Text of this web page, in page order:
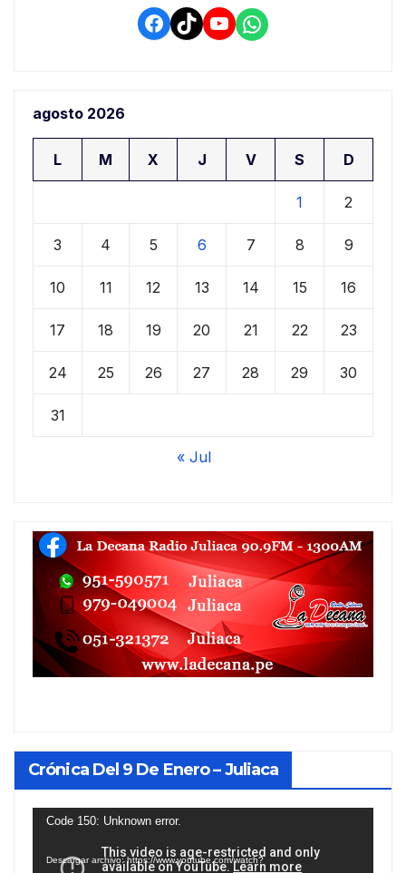
Facebook
TikTokYouTube
WhatsApp
agosto 2026
L M X J V S D
1 2
3 4 5 6 7 8 9
10 11 12 13 14 15 16
17 18 19 20 21 22 23
24 25 26 27 28 29 30
31
« Jul
Crónica Del 9 De Enero – Juliaca
Reproductor
Code 150: Unknown error.
Descargar archivo: https://www.youtube.com/watch?